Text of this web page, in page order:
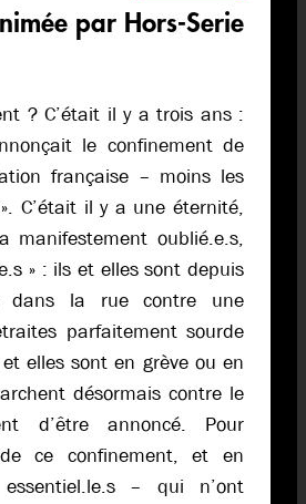
par Hors-Serie
? C’était il y a trois ans :
le confinement de
française – moins les
C’était il y a une éternité,
manifestement oublié.e.s,
» : ils et elles sont depuis
dans la rue contre une
parfaitement sourde
elles sont en grève ou en
désormais contre le
d’être annoncé. Pour
de ce confinement, et en
– qui n’ont